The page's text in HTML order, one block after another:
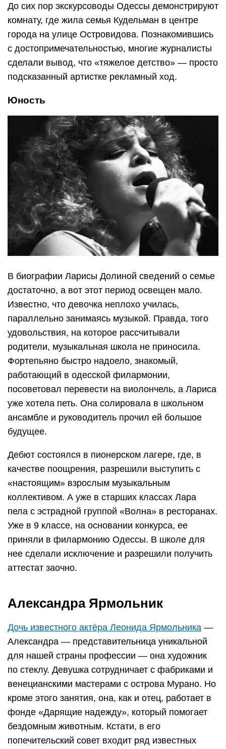
До сих пор экскурсоводы Одессы демонстрируют
комнату, где жила семья Кудельман в центре
города на улице Островидова. Познакомившись
с достопримечательностью, многие журналисты
сделали вывод, что «тяжелое детство» — просто
подсказанный артистке рекламный ход.
Юность
В биографии Ларисы Долиной сведений о семье
достаточно, а вот этот период освещен мало.
Известно, что девочка неплохо училась,
параллельно занимаясь музыкой. Правда, того
удовольствия, на которое рассчитывали
родители, музыкальная школа не приносила.
Фортепьяно быстро надоело, знакомый,
работающий в одесской филармонии,
посоветовал перевести на виолончель, а Лариса
уже хотела петь. Она солировала в школьном
ансамбле и руководитель прочил ей большое
будущее.
Дебют состоялся в пионерском лагере, где, в
качестве поощрения, разрешили выступить с
«настоящим» взрослым музыкальным
коллективом. А уже в старших классах Лара
пела с эстрадной группой «Волна» в ресторанах.
Уже в 9 классе, на основании конкурса, ее
приняли в филармонию Одессы. В школе для
нее сделали исключение и разрешили получить
аттестат заочно.
Александра Ярмольник
Дочь известного актёра Леонида Ярмольника —
Александра — представительница уникальной
для нашей страны профессии — она художник
по стеклу. Девушка сотрудничает с фабриками и
венецианскими мастерами с острова Мурано. Но
кроме этого занятия, она, как и отец, работает в
фонде «Дарящие надежду», который помогает
бездомным животным. Кстати, в его
попечительский совет входит ряд известных